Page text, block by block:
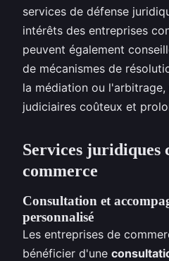
services de défense
intérêts des entreprises
peuvent également
de mécanismes de
la médiation ou
judiciaires coûteux et
Services juridiques
commerce
Consultation et
personnalisé
Les entreprises de
bénéficier d'une